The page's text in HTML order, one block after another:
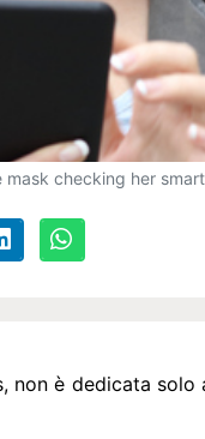
checking her
non è dedicata